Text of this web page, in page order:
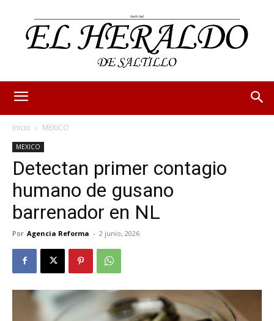
Inicio MEXICO
MEXICO
Detectan primer contagio
humano de gusano
barrenador en NL
Por Agencia Reforma - 2 junio, 2026